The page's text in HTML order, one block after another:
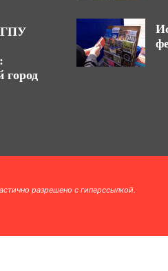
город
разрешено с гиперссылкой.